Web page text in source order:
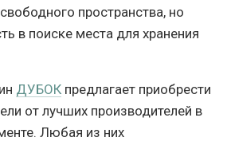
пространства, но
в поиске места для хранения
ДУБОК предлагает приобрести
от лучших производителей в
Любая из них